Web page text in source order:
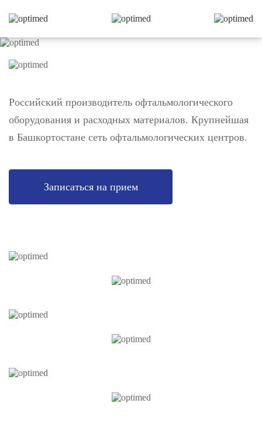
Российский производитель офтальмологического
оборудования и расходных материалов. Крупнейшая
в Башкортостане сеть офтальмологических центров.
Записаться на прием